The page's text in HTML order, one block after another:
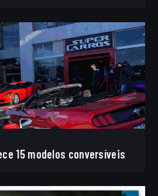
15 modelos conversíveis